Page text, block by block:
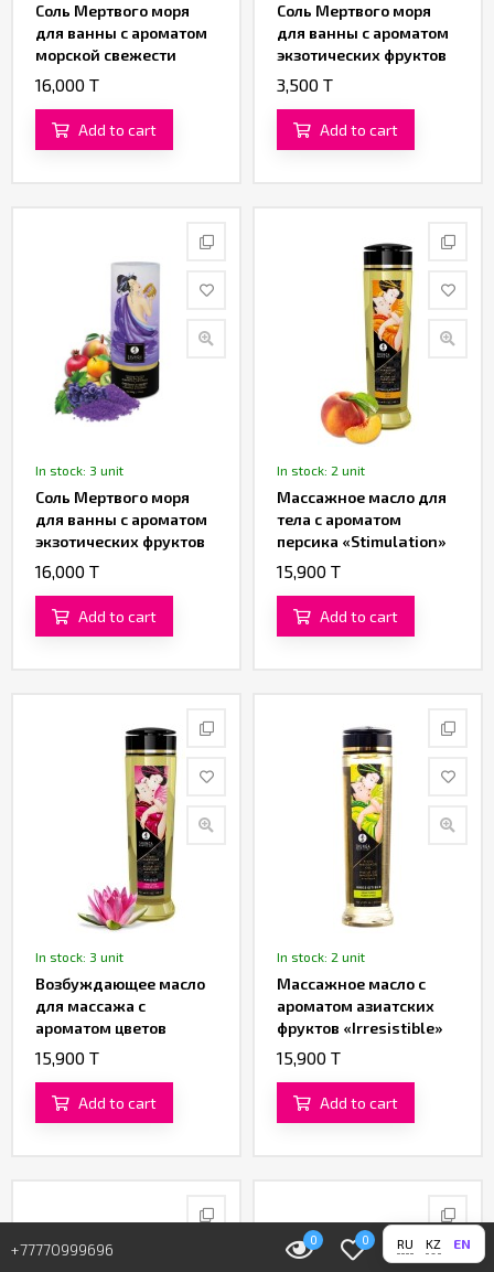
Соль Мертвого моря
для ванны с ароматом
морской свежести
«Aphrodisia» от
«SHUNGA» (500 гр.)
16,000 T
Add to cart
Соль Мертвого моря
для ванны с ароматом
экзотических фруктов
«Aphrodisia» от
«SHUNGA» (75 гр.)
3,500 T
Add to cart
In stock: 3 unit
Соль Мертвого моря
для ванны с ароматом
экзотических фруктов
«Aphrodisia» от
«SHUNGA» (500 гр.)
16,000 T
Add to cart
In stock: 2 unit
Массажное масло для
тела с ароматом
персика «Stimulation»
от «SHUNGA» (240 ML)
15,900 T
Add to cart
In stock: 3 unit
Возбуждающее масло
для массажа с
ароматом цветов
лотоса «Amour» от
«SHUNGA»
15,900 T
Add to cart
In stock: 2 unit
Массажное масло с
ароматом азиатских
фруктов «Irresistible»
от «SHUNGA» (240 ML)
15,900 T
Add to cart
RU KZ EN
0 0 0 0
+77770999696